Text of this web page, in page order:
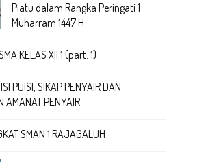
Piatu dalam Rangka Peringati 1
Muharram 1447 H
KELAS XII 1 (part. 1)
PUISI, SIKAP PENYAIR DAN
AMANAT PENYAIR
SMAN 1 RAJAGALUH